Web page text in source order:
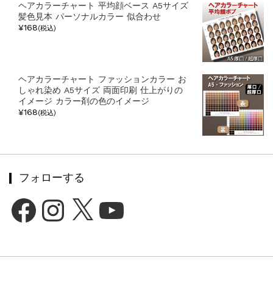
ヘアカラーチャート 平均顔ベース A5サイズ
髪色見本 パーソナルカラー 似合わせ
¥168(税込)
ヘアカラーチャート ファッションカラー お
しゃれ染め A5サイズ 両面印刷 仕上がりの
イメージ カラー剤の色のイメージ
¥168(税込)
フォローする
FacebookInstagram